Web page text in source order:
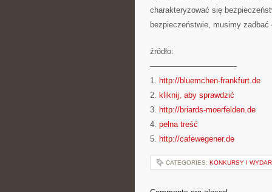
charakteryzować się
bezpieczeństwie, musimy zadbać
źródło:
———————————
1. http://bluemchen-frankfurt.de
2. kliknij, aby sprawdzić
3. http://briards-moerfelden.de
4. pełna treść
5. http://cafewegener.de
CATEGORIES: KONKURSY I